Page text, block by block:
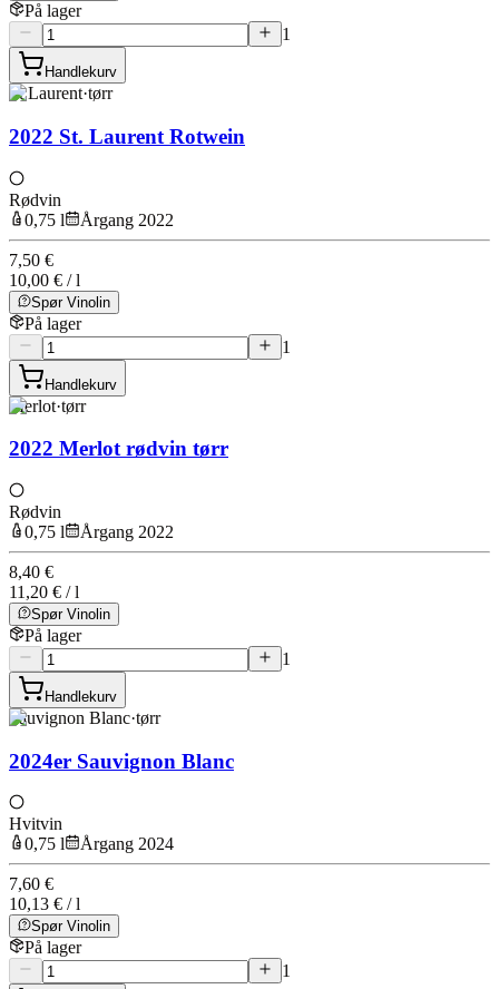
På lager
1
Handlekurv
St Laurent·tørr
2022 St. Laurent Rotwein
Rødvin
0,75 l
Årgang 2022
7,50 €
10,00 € / l
Spør Vinolin
På lager
1
Handlekurv
Merlot·tørr
2022 Merlot rødvin tørr
Rødvin
0,75 l
Årgang 2022
8,40 €
11,20 € / l
Spør Vinolin
På lager
1
Handlekurv
Sauvignon Blanc·tørr
2024er Sauvignon Blanc
Hvitvin
0,75 l
Årgang 2024
7,60 €
10,13 € / l
Spør Vinolin
På lager
1